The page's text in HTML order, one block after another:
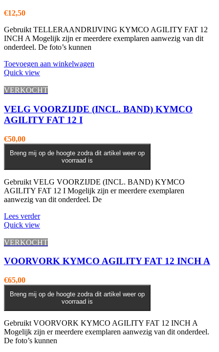
€12,50
Gebruikt TELLERAANDRIJVING KYMCO AGILITY FAT 12
INCH A Mogelijk zijn er meerdere exemplaren aanwezig van dit
onderdeel. De foto’s kunnen
Toevoegen aan winkelwagen
Quick view
VERKOCHT
VELG VOORZIJDE (INCL. BAND) KYMCO
AGILITY FAT 12 I
€50,00
Breng mij op de hoogte zodra dit artikel weer op
voorraad is
Gebruikt VELG VOORZIJDE (INCL. BAND) KYMCO
AGILITY FAT 12 I Mogelijk zijn er meerdere exemplaren
aanwezig van dit onderdeel. De
Lees verder
Quick view
VERKOCHT
VOORVORK KYMCO AGILITY FAT 12 INCH A
€65,00
Breng mij op de hoogte zodra dit artikel weer op
voorraad is
Gebruikt VOORVORK KYMCO AGILITY FAT 12 INCH A
Mogelijk zijn er meerdere exemplaren aanwezig van dit onderdeel.
De foto’s kunnen